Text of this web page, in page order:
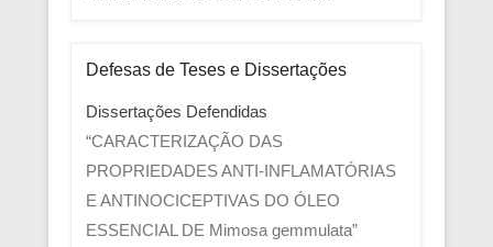
Defesas de Teses e Dissertações
Dissertações Defendidas
“CARACTERIZAÇÃO DAS
PROPRIEDADES ANTI-INFLAMATÓRIAS
E ANTINOCICEPTIVAS DO ÓLEO
ESSENCIAL DE Mimosa gemmulata”